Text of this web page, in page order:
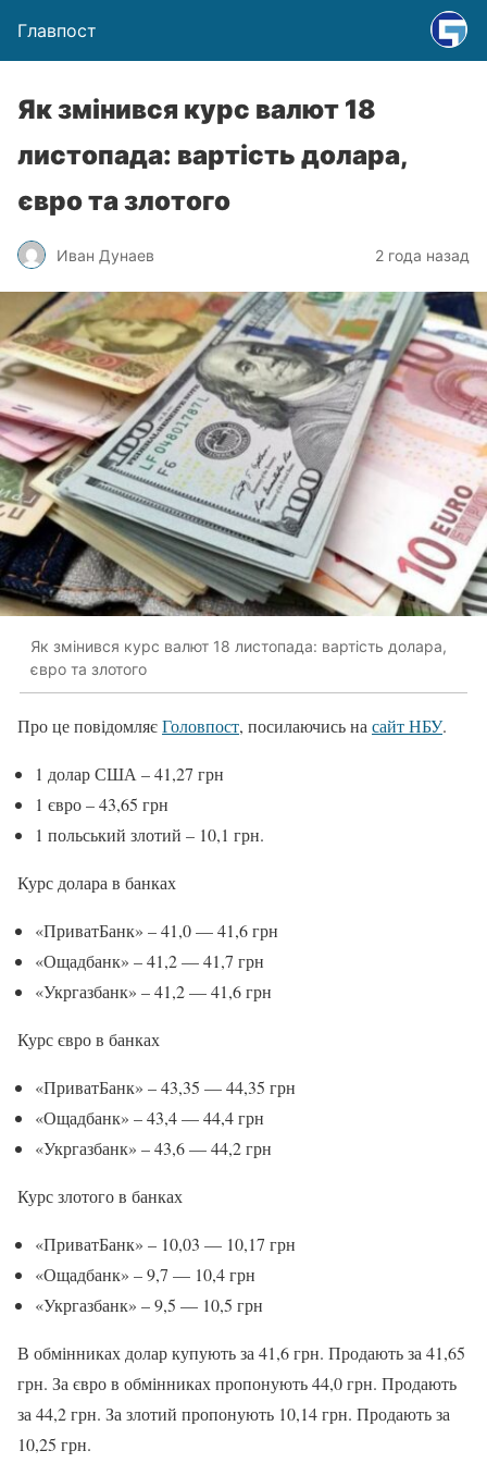
Главпост
Як змінився курс валют 18
листопада: вартість долара,
євро та злотого
Иван Дунаев 2 года назад
Як змінився курс валют 18 листопада: вартість долара,
євро та злотого
Про це повідомляєГоловпост, посилаючись на сайт НБУ.
1 долар США – 41,27 грн
1 євро – 43,65 грн
1 польський злотий – 10,1 грн.
Курс долара в банках
«ПриватБанк» – 41,0 — 41,6 грн
«Ощадбанк» – 41,2 — 41,7 грн
«Укргазбанк» – 41,2 — 41,6 грн
Курс євро в банках
«ПриватБанк» – 43,35 — 44,35 грн
«Ощадбанк» – 43,4 — 44,4 грн
«Укргазбанк» – 43,6 — 44,2 грн
Курс злотого в банках
«ПриватБанк» – 10,03 — 10,17 грн
«Ощадбанк» – 9,7 — 10,4 грн
«Укргазбанк» – 9,5 — 10,5 грн
В обмінниках долар купують за 41,6 грн. Продають за 41,65
грн. За євро в обмінниках пропонують 44,0 грн. Продають
за 44,2 грн. За злотий пропонують 10,14 грн. Продають за
10,25 грн.